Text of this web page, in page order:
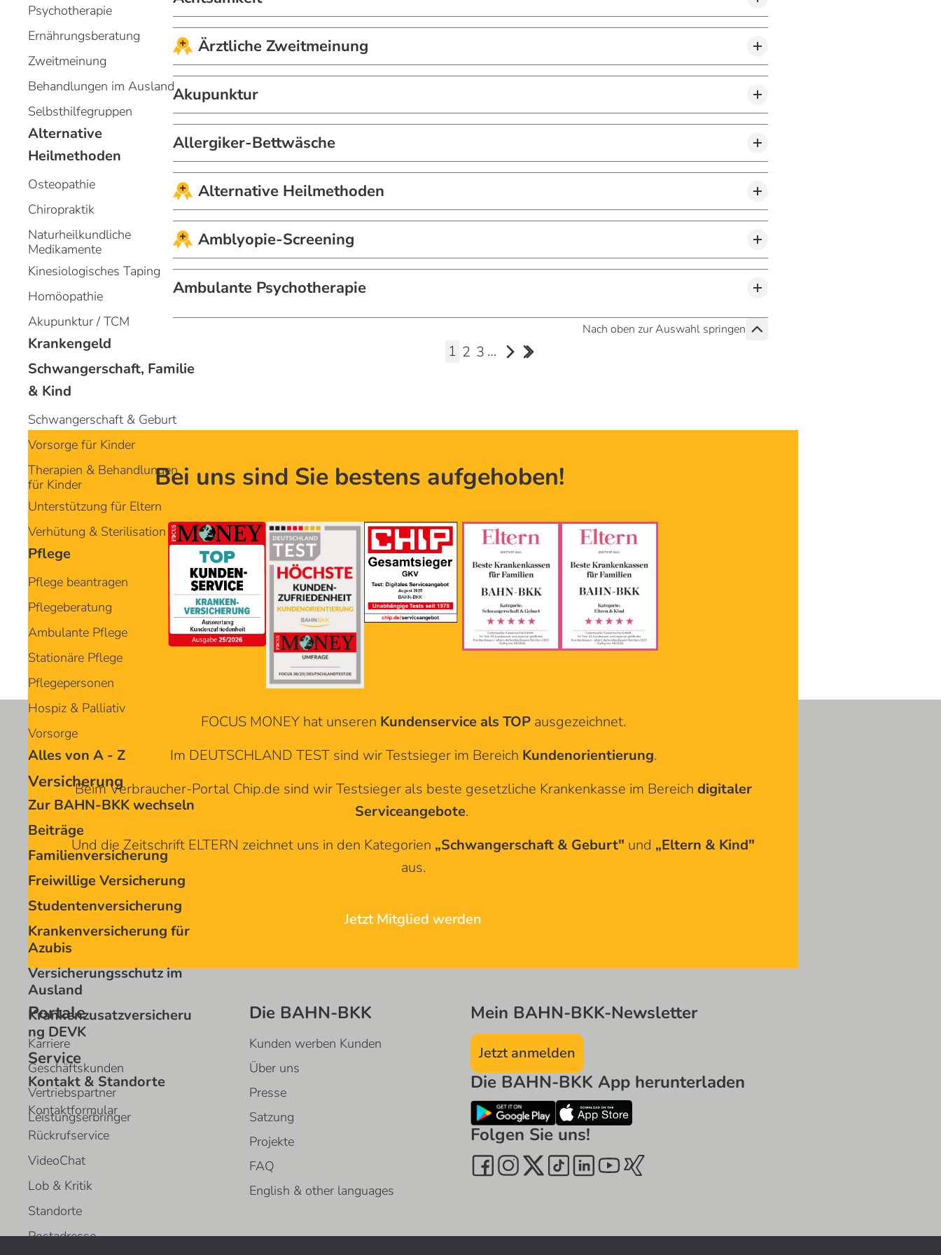
Psychotherapie
Ernährungsberatung
Zweitmeinung
Behandlungen im Ausland
Selbsthilfegruppen
Alternative
Heilmethoden
Osteopathie
Chiropraktik
Naturheilkundliche
Medikamente
Kinesiologisches Taping
Homöopathie
Akupunktur / TCM
Krankengeld
Schwangerschaft, Familie
& Kind
Schwangerschaft & Geburt
Vorsorge für Kinder
Therapien & Behandlungen
für Kinder
Unterstützung für Eltern
Verhütung & Sterilisation
Pflege
Pflege beantragen
Pflegeberatung
Ambulante Pflege
Stationäre Pflege
Pflegepersonen
Hospiz & Palliativ
Vorsorge
Alles von A - Z
Versicherung
Zur BAHN-BKK wechseln
Beiträge
Familienversicherung
Freiwillige Versicherung
Studentenversicherung
Krankenversicherung für
Azubis
Versicherungsschutz im
Ausland
Krankenzusatzversicheru
ng DEVK
Service
Kontakt & Standorte
Kontaktformular
Rückrufservice
VideoChat
Lob & Kritik
Standorte
Postadresse
Ärztliche Zweitmeinung
Akupunktur
Allergiker-Bettwäsche
Alternative Heilmethoden
Amblyopie-Screening
Ambulante Psychotherapie
Nach oben zur Auswahl springen
Bei uns sind Sie bestens aufgehoben!
FOCUS MONEY hat unseren Kundenservice als TOPausgezeichnet.
Im DEUTSCHLAND TEST sind wir Testsieger im Bereich Kundenorientierung.
Beim Verbraucher-Portal Chip.de sind wir Testsieger als beste gesetzliche Krankenkasse im Bereich digitaler
Serviceangebote.
Und die Zeitschrift ELTERN zeichnet uns in den Kategorien „Schwangerschaft & Geburt" und „Eltern & Kind"
aus.
Jetzt Mitglied werden
Portale
Karriere
Geschäftskunden
Vertriebspartner
Leistungserbringer
Die BAHN-BKK
Kunden werben Kunden
Über uns
Presse
Satzung
Projekte
FAQ
English & other languages
Mein BAHN-BKK-Newsletter
Jetzt anmelden
Die BAHN-BKK App herunterladen
Folgen Sie uns!